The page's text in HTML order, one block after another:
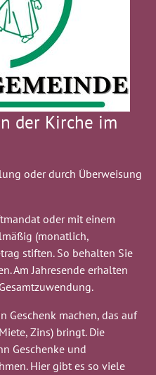
der Kirche im
oder durch Überweisung
oder mit einem
(monatlich,
stiften. So behalten Sie
Am Jahresende erhalten
machen, das auf
Zins) bringt. Die
Geschenke und
Hier gibt es so viele